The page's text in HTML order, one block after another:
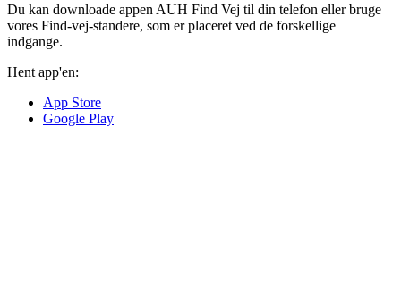
Du kan downloade appen AUH Find Vej til din telefon eller bruge
vores Find-vej-standere, som er placeret ved de forskellige
indgange.
Hent app'en:
App Store
Google Play